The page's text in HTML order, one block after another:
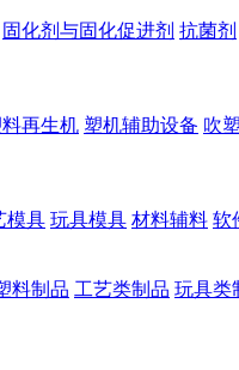
固化剂与固化促进剂 抗菌剂
再生机 塑机辅助设备 吹
模具 玩具模具 材料辅料 软
料制品 工艺类制品 玩具类